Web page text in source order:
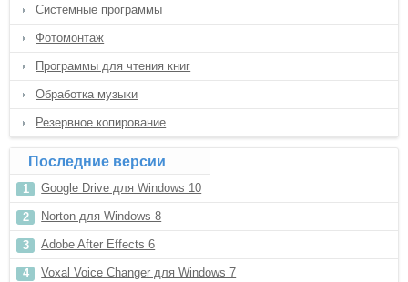
Системные программы
Фотомонтаж
Программы для чтения книг
Обработка музыки
Резервное копирование
Последние версии
Google Drive для Windows 10
Norton для Windows 8
Adobe After Effects 6
Voxal Voice Changer для Windows 7